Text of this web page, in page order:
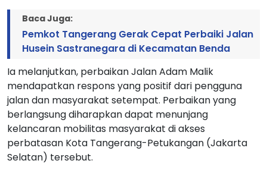
Baca Juga:
Pemkot Tangerang Gerak Cepat Perbaiki Jalan
Husein Sastranegara di Kecamatan Benda
Ia melanjutkan, perbaikan Jalan Adam Malik
mendapatkan respons yang positif dari pengguna
jalan dan masyarakat setempat. Perbaikan yang
berlangsung diharapkan dapat menunjang
kelancaran mobilitas masyarakat di akses
perbatasan Kota Tangerang-Petukangan (Jakarta
Selatan) tersebut.